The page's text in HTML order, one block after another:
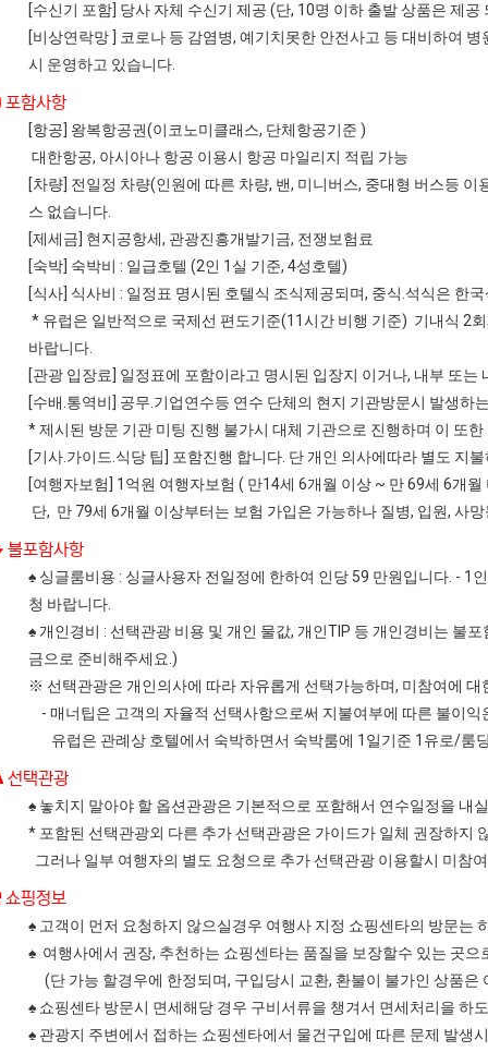
[수신기 포함] 당사 자체 수신기 제공 (단, 10명 이하 출발 상품은 제공
[비상연락망 ] 코로나 등 감염병, 예기치못한 안전사고 등 대비하여
시 운영하고 있습니다.
포함사항
[항공] 왕복항공권(이코노미클래스, 단체항공기준 )
대한항공, 아시아나 항공 이용시 항공 마일리지 적립 가능
[차량] 전일정 차량(인원에 따른 차량, 밴, 미니버스, 중대형 버스등
스 없습니다.
[제세금] 현지공항세, 관광진흥개발기금, 전쟁보험료
[숙박] 숙박비 : 일급호텔 (2인 1실 기준, 4성호텔)
[식사] 식사비 : 일정표 명시된 호텔식 조식제공되며, 중식.석식은 한
* 유럽은 일반적으로 국제선 편도기준(11시간 비행 기준) 기내식 2
바랍니다.
[관광 입장료] 일정표에 포함이라고 명시된 입장지 이거나, 내부 또는
[수배.통역비] 공무.기업연수등 연수 단체의 현지 기관방문시 발생하
* 제시된 방문 기관 미팅 진행 불가시 대체 기관으로 진행하며 이 또
[기사.가이드.식당 팁] 포함진행 합니다. 단 개인 의사에따라 별도 지
[여행자보험] 1억원 여행자보험 ( 만14세 6개월 이상 ~ 만 69세 6개
단, 만 79세 6개월 이상부터는 보험 가입은 가능하나 질병, 입원,
불포함사항
♠ 싱글룸비용 : 싱글사용자 전일정에 한하여 인당 59 만원입니다. - 1
청 바랍니다.
♠ 개인경비 : 선택관광 비용 및 개인 물값, 개인TIP 등 개인경비는 불
금으로 준비해주세요.)
※ 선택관광은 개인의사에 따라 자유롭게 선택가능하며, 미참여에 대
- 매너팁은 고객의 자율적 선택사항으로써 지불여부에 따른 불이익
유럽은 관례상 호텔에서 숙박하면서 숙박룸에 1일기준 1유로/룸
선택관광
♠ 놓치지 말아야 할 옵션관광은 기본적으로 포함해서 연수일정을 내
* 포함된 선택관광외 다른 추가 선택관광은 가이드가 일체 권장하지
그러나 일부 여행자의 별도 요청으로 추가 선택관광 이용할시 미참
쇼핑정보
♠ 고객이 먼저 요청하지 않으실경우 여행사 지정 쇼핑센타의 방문는
♠ 여행사에서 권장, 추천하는 쇼핑센타는 품질을 보장할수 있는 곳
(단 가능 할경우에 한정되며, 구입당시 교환, 환불이 불가인 상품은
♠ 쇼핑센타 방문시 면세해당 경우 구비서류을 챙겨서 면세처리을 하
♠ 관광지 주변에서 접하는 쇼핑센타에서 물건구입에 따른 문제 발생